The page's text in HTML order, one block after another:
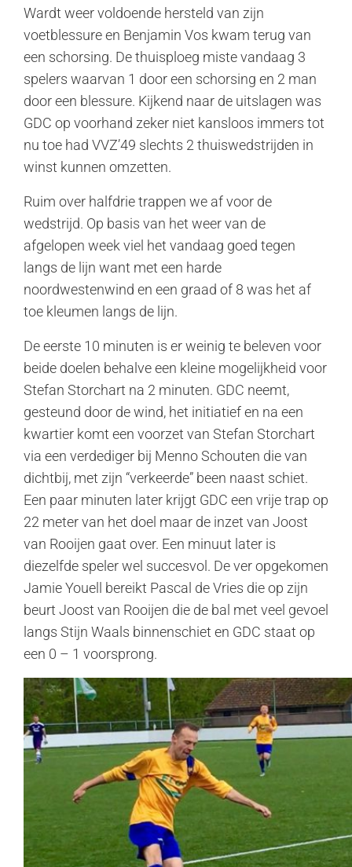
Wardt weer voldoende hersteld van zijn
voetblessure en Benjamin Vos kwam terug van
een schorsing. De thuisploeg miste vandaag 3
spelers waarvan 1 door een schorsing en 2 man
door een blessure. Kijkend naar de uitslagen was
GDC op voorhand zeker niet kansloos immers tot
nu toe had VVZ’49 slechts 2 thuiswedstrijden in
winst kunnen omzetten.
Ruim over halfdrie trappen we af voor de
wedstrijd. Op basis van het weer van de
afgelopen week viel het vandaag goed tegen
langs de lijn want met een harde
noordwestenwind en een graad of 8 was het af
toe kleumen langs de lijn.
De eerste 10 minuten is er weinig te beleven voor
beide doelen behalve een kleine mogelijkheid voor
Stefan Storchart na 2 minuten. GDC neemt,
gesteund door de wind, het initiatief en na een
kwartier komt een voorzet van Stefan Storchart
via een verdediger bij Menno Schouten die van
dichtbij, met zijn “verkeerde” been naast schiet.
Een paar minuten later krijgt GDC een vrije trap op
22 meter van het doel maar de inzet van Joost
van Rooijen gaat over. Een minuut later is
diezelfde speler wel succesvol. De ver opgekomen
Jamie Youell bereikt Pascal de Vries die op zijn
beurt Joost van Rooijen die de bal met veel gevoel
langs Stijn Waals binnenschiet en GDC staat op
een 0 – 1 voorsprong.